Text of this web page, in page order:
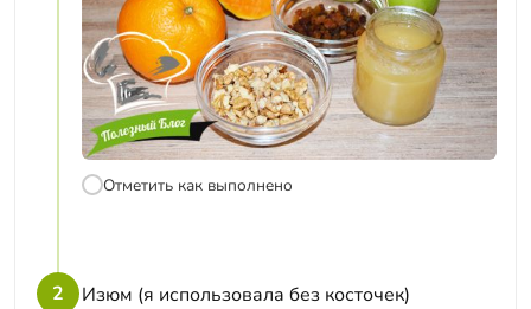
Отметить как выполнено
2
Изюм (я использовала без косточек)